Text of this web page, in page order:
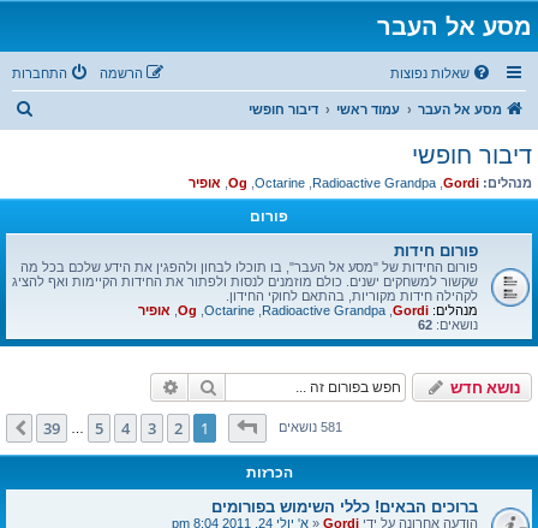
מסע אל העבר
שאלות נפוצות התחברות הרשמה
מסע אל העבר עמוד ראשי דיבור חופשי
ח
דיבור חופשי
מנהלים: Gordi
,
Radioactive Grandpa
,
Octarine
,
Og
, אופיר
פורום
פורום חידות
פורום החידות של "מסע אל העבר", בו תוכלו לבחון ולהפגין את הידע שלכם בכל מה
שקשור למשחקים ישנים. כולם מוזמנים לנסות ולפתור את החידות הקיימות ואף להציג
לקהילה חידות מקוריות, בהתאם לחוקי החידון.
מנהלים: Gordi
,
Radioactive Grandpa
,
Octarine
,
Og
, אופיר
נושאים: 62
נושא חדש חיפוש
581 נושאיםדף1מתוך39
1
2
3
4
5
39 הבא
הכרזות
ברוכים הבאים! כללי השימוש בפורומים
הודעה אחרונה על ידי Gordi
«א' יולי 24, 2011 8:04 pm